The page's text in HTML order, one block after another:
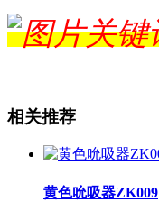
相关推荐
黄色吮吸器ZK009